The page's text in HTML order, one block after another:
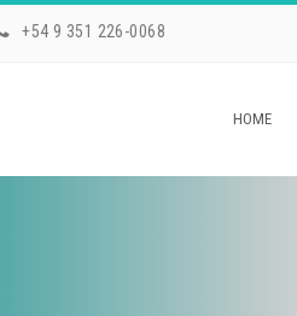
+54 9 351 226-0068
HOME